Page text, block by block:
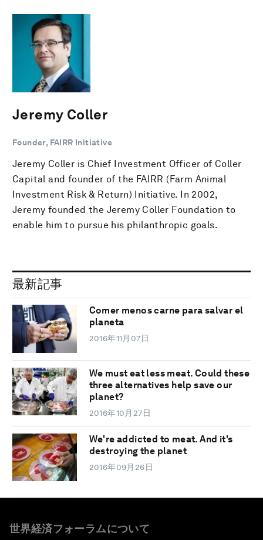
Jeremy Coller
Founder, FAIRR Initiative
Jeremy Coller is Chief Investment Officer of Coller
Capital and founder of the FAIRR (Farm Animal
Investment Risk & Return) Initiative. In 2002,
Jeremy founded the Jeremy Coller Foundation to
enable him to pursue his philanthropic goals.
最新記事
Comer menos carne para salvar el
planeta
2016年11月07日
We must eat less meat. Could these
three alternatives help save our
planet?
2016年10月27日
We're addicted to meat. And it's
destroying the planet
2016年09月26日
世界経済フォーラムについて